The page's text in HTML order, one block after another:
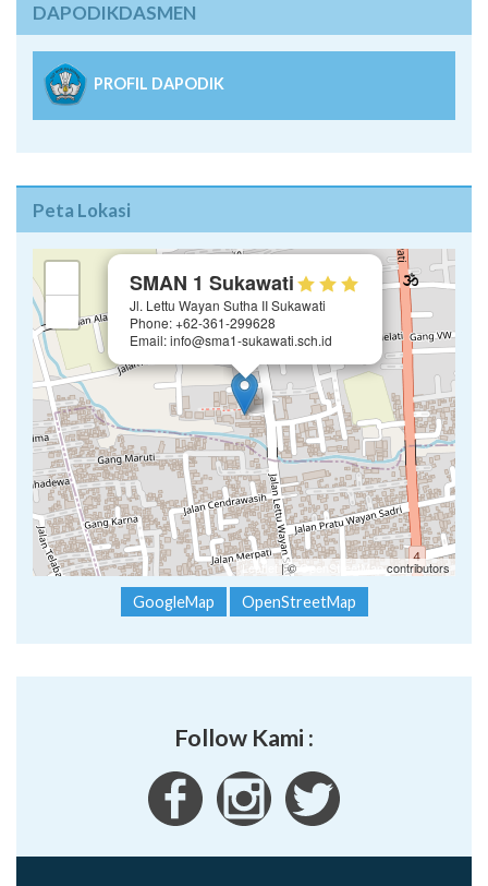
DAPODIKDASMEN
PROFIL DAPODIK
Peta Lokasi
SMAN 1 Sukawati
Jl. Lettu Wayan Sutha II Sukawati
Phone: +62-361-299628
Email: info@sma1-sukawati.sch.id
Leaflet | ©OpenStreetMap contributors
GoogleMap OpenStreetMap
Follow Kami :